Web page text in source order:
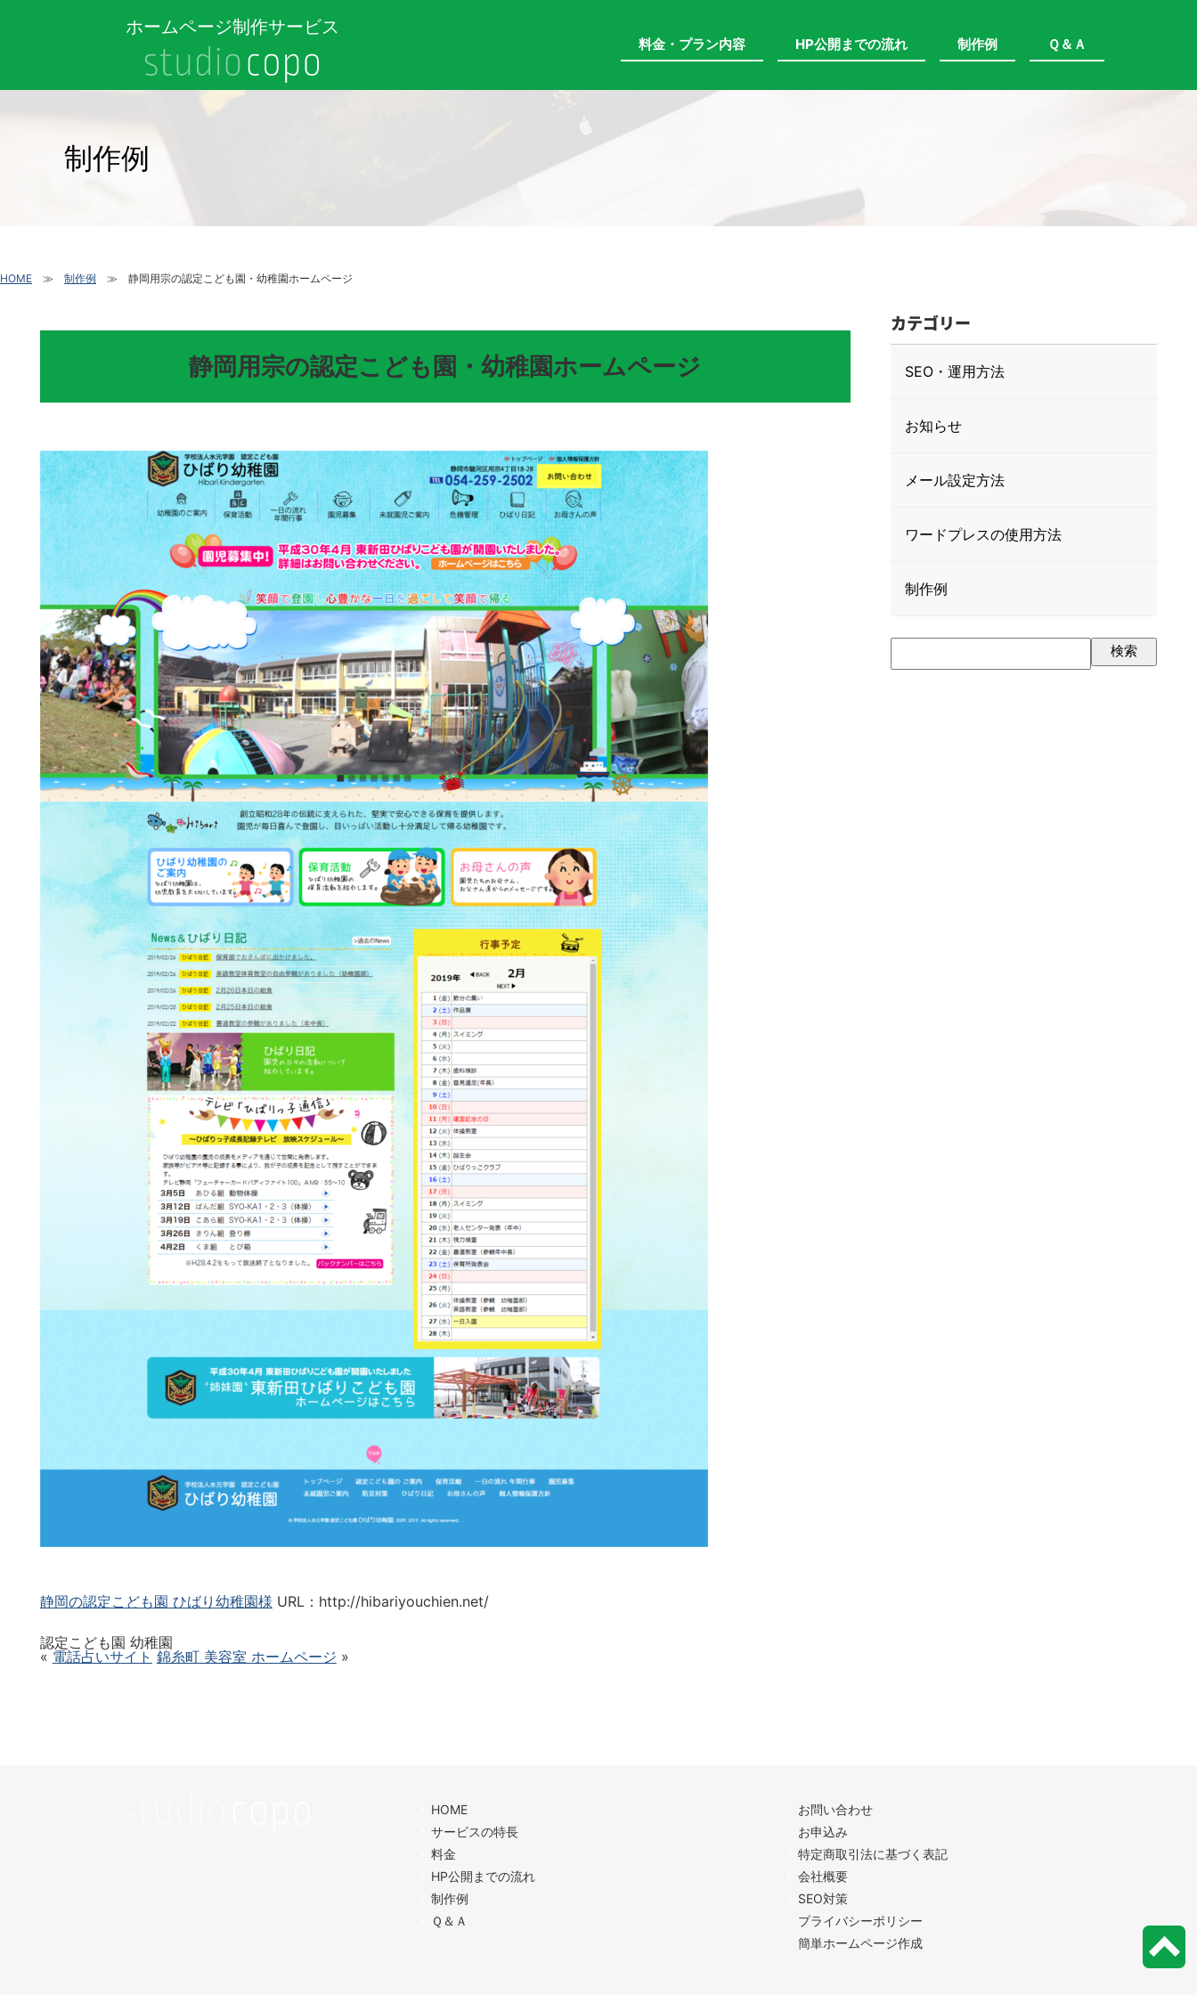
ホームページ制作サービス
料金・プラン内容 HP公開までの流れ 制作例 Ｑ＆Ａ
制作例
HOME 制作例 静岡用宗の認定こども園・幼稚園ホームページ
静岡用宗の認定こども園・幼稚園ホームページ
静岡の認定こども園 ひばり幼稚園様 URL：http://hibariyouchien.net/
認定こども園 幼稚園
« 電話占いサイト 錦糸町 美容室 ホームページ »
カテゴリー
SEO・運用方法
お知らせ
メール設定方法
ワードプレスの使用方法
制作例
検索
HOME
サービスの特長
料金
HP公開までの流れ
制作例
Ｑ＆Ａ
お問い合わせ
お申込み
特定商取引法に基づく表記
会社概要
SEO対策
プライバシーポリシー
簡単ホームページ作成